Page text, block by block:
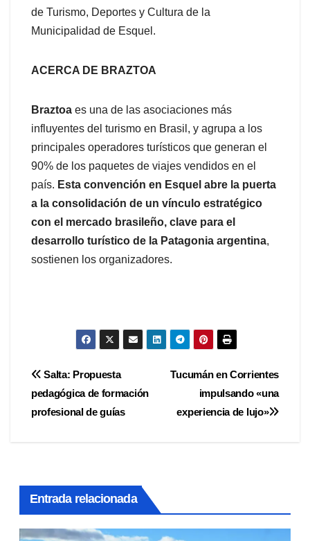
de Turismo, Deportes y Cultura de la
Municipalidad de Esquel.
ACERCA DE BRAZTOA
Braztoa es una de las asociaciones más
influyentes del turismo en Brasil, y agrupa a los
principales operadores turísticos que generan el
90% de los paquetes de viajes vendidos en el
país. Esta convención en Esquel abre la puerta
a la consolidación de un vínculo estratégico
con el mercado brasileño, clave para el
desarrollo turístico de la Patagonia argentina,
sostienen los organizadores.
Navegación
de
Tucumán en Corrientes
impulsando «una
experiencia de lujo»
Salta: Propuesta
pedagógica de formación
profesional de guías
Entrada relacionada